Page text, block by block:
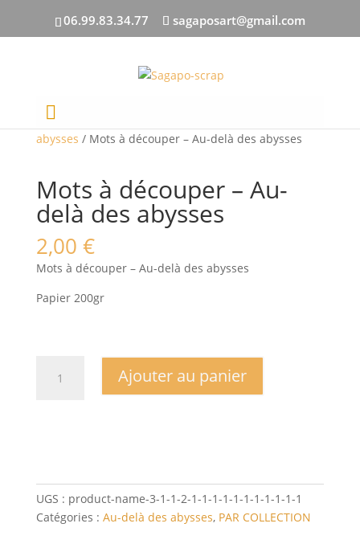
06.99.83.34.77 sagaposart@gmail.com
Accueil
abysses / Mots à découper – Au-delà des abysses
Mots à découper – Au-
delà des abysses
2,00 €
Mots à découper – Au-delà des abysses
Papier 200gr
delà
des
Ajouter au panier
UGS : product-name-3-1-1-2-1-1-1-1-1-1-1-1-1-1-1
Catégories : Au-delà des abysses, PAR COLLECTION